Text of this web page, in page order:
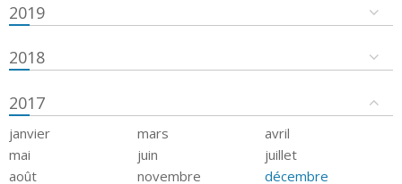
2019
2018
2017
janvier mars
avril
mai
juin
juillet
août
novembre décembre